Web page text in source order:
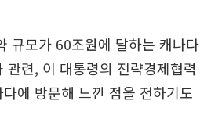
규모가 60조원에 달하는 캐나다
관련, 이 대통령의 전략경제협력
에 방문해 느낀 점을 전하기도